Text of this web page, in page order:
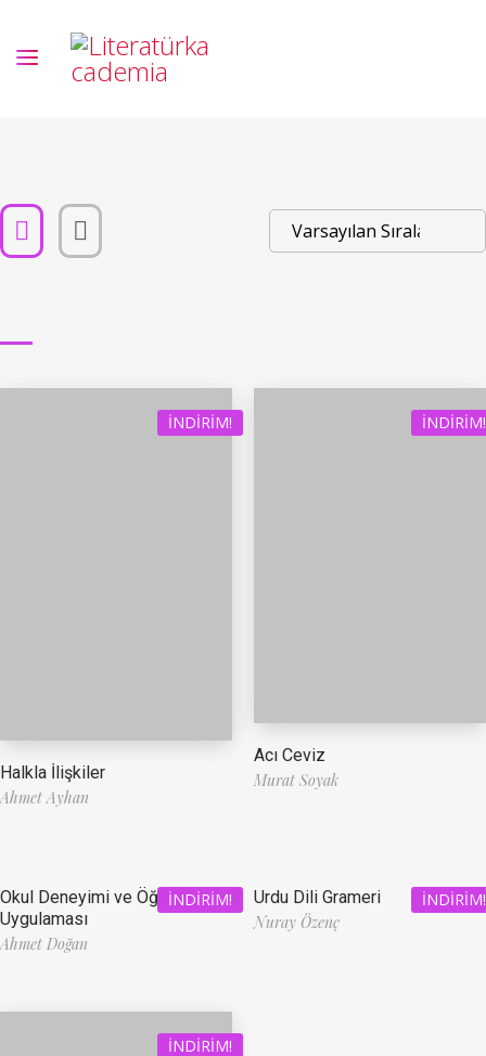
İNDIRIM!
Halkla İlişkiler
Ahmet Ayhan
İNDIRIM!
Acı Ceviz
Murat Soyak
İNDIRIM!
Okul Deneyimi ve Öğretmenlik
Uygulaması
Ahmet Doğan
İNDIRIM!
Urdu Dili Grameri
Nuray Özenç
İNDIRIM!